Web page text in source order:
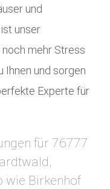
und
unser
mehr Stress
Ihnen und sorgen
Experte für
für 76777
wie Birkenhof